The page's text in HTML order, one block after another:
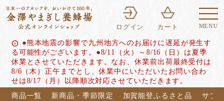
MENU
ログイン カート
info ●熊本地震の影響で九州地方へのお届けに遅延が発生す
る可能性がございます。●8/11（火）～8/16（日）は夏季
休業とさせていただきます。なお、休業前出荷最終受付は
8/6（木）正午までとし、休業中にいただいたお問い合わ
せは8/17（月）以降順次対応させていただきます。
商品一覧
新商品・季節限定 加賀能登ふるさと品 サブ